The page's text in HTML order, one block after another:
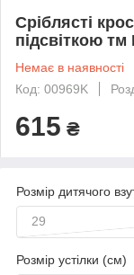
Сріблясті
підсвіткою тм
Немає в наявності
Код: 00969K
615 ₴
Розмір дитячого
29
Розмір устілки (см)